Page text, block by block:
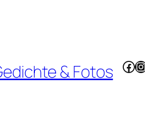
& Fotos